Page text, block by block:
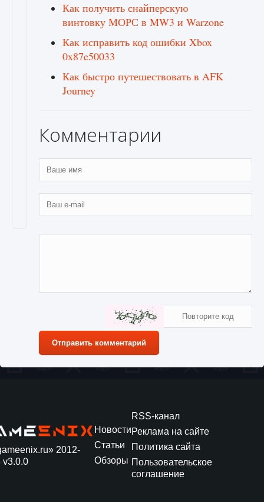
Как получить снайперскую
винтовку МОРС в MW3 и Warzone
Как исправить код ошибки Xbox
0x87e50033
Как быстро путешествовать в AFK
Journey
Комментарии
Отправить комментарий
2012-
v3.0.0
Новости
Статьи
Обзоры
RSS-канал
Реклама на сайте
Политика сайта
Пользовательское
соглашение